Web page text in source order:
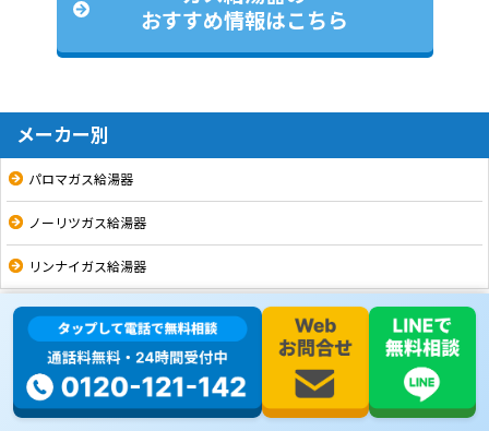
おすすめ情報はこちら
メーカー別
パロマガス給湯器
ノーリツガス給湯器
リンナイガス給湯器
シリーズ・機能リスト
16号
20号